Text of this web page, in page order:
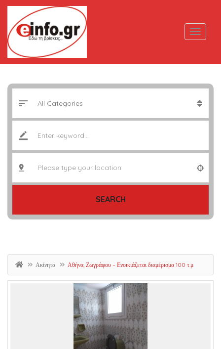
SEARCH
Ακίνητα Αθήνα, Ζωγράφου – Ενοικιάζεται διαμέρισμα 100 τ.μ